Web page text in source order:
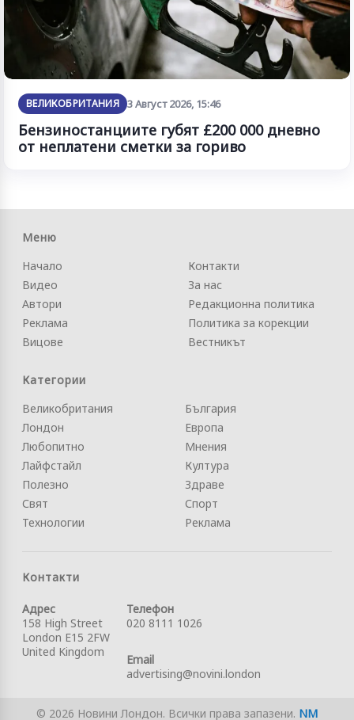
ВЕЛИКОБРИТАНИЯ 3 Август 2026, 15:46
Бензиностанциите губят £200 000 дневно
от неплатени сметки за гориво
Меню
Начало
Видео
Автори
Реклама
Вицове
Контакти
За нас
Редакционна политика
Политика за корекции
Вестникът
Категории
Великобритания
Лондон
Любопитно
Лайфстайл
Полезно
Свят
Технологии
България
Европа
Мнения
Култура
Здраве
Спорт
Реклама
Контакти
Адрес
158 High Street
London E15 2FW
United Kingdom
Телефон
020 8111 1026
Email
advertising@novini.london
© 2026 Новини Лондон. Всички права запазени. NM